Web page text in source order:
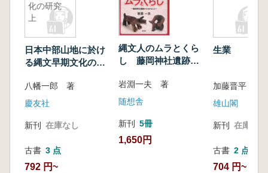
化の研究
上
日本中部山地に於け
る縄文早期文化の研
八幡一郎 著
慶友社
新刊 在庫なし
古書 3 点
792 円~
縄文人のムラとくら
し 藤岡神社遺跡か
岩淵一夫 著
随想舎
新刊 5冊
1,650円
生業
雄山閣
新刊 在庫なし
古書 2 点
704 円~